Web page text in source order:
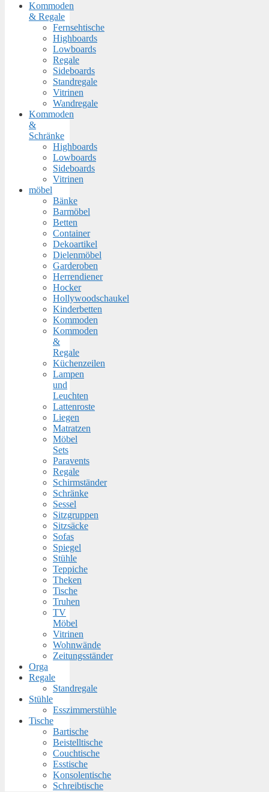
Kommoden
& Regale
Fernsehtische
Highboards
Lowboards
Regale
Sideboards
Standregale
Vitrinen
Wandregale
Kommoden
&
Schränke
Highboards
Lowboards
Sideboards
Vitrinen
möbel
Bänke
Barmöbel
Betten
Container
Dekoartikel
Dielenmöbel
Garderoben
Herrendiener
Hocker
Hollywoodschaukel
Kinderbetten
Kommoden
Kommoden
&
Regale
Küchenzeilen
Lampen
und
Leuchten
Lattenroste
Liegen
Matratzen
Möbel
Sets
Paravents
Regale
Schirmständer
Schränke
Sessel
Sitzgruppen
Sitzsäcke
Sofas
Spiegel
Stühle
Teppiche
Theken
Tische
Truhen
TV
Möbel
Vitrinen
Wohnwände
Zeitungsständer
Orga
Regale
Standregale
Stühle
Esszimmerstühle
Tische
Bartische
Beistelltische
Couchtische
Esstische
Konsolentische
Schreibtische